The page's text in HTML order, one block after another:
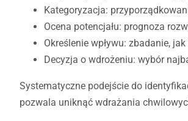
Kategoryzacja:
Ocena potencjału: prognoza
Określenie wpływu: zbadanie,
Decyzja o wdrożeniu: wybór
Systematyczne podejście do
pozwala uniknąć wdrażania